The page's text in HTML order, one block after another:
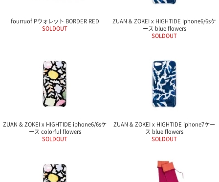
fourruof Pウォレット BORDER RED
SOLDOUT
ZUAN & ZOKEI x HIGHTIDE iphone6/6sケ
ース blue flowers
SOLDOUT
ZUAN & ZOKEI x HIGHTIDE iphone6/6sケ
ース colorful flowers
SOLDOUT
ZUAN & ZOKEI x HIGHTIDE iphone7ケー
ス blue flowers
SOLDOUT